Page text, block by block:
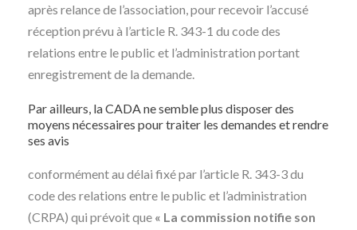
après relance de l’association, pour recevoir l’accusé
réception prévu à l’article R. 343-1 du code des
relations entre le public et l’administration portant
enregistrement de la demande.
Par ailleurs, la CADA ne semble plus disposer des
moyens nécessaires pour traiter les demandes et rendre
ses avis
conformément au délai fixé par l’article R. 343-3 du
code des relations entre le public et l’administration
(CRPA) qui prévoit que « La commission notifie son